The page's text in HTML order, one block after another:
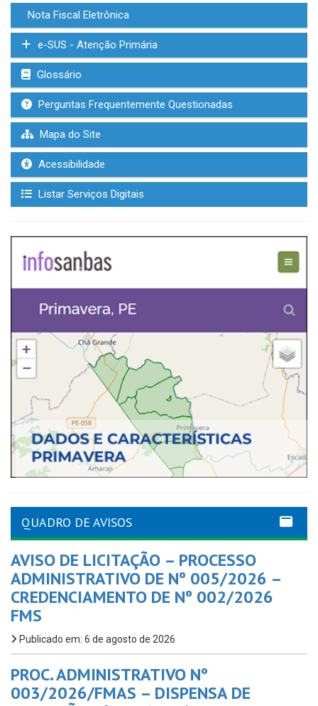
Nota Fiscal Eletrônica
e-SUS - Atenção Primária
Glossário
Perguntas Frequentemente Questionadas
Mapa do Site
Acessibilidade
Listar Serviços Digitais
QUADRO DE AVISOS
AVISO DE LICITAÇÃO – PROCESSO
ADMINISTRATIVO DE Nº 005/2026 –
CREDENCIAMENTO DE Nº 002/2026
FMS
Publicado em: 6 de agosto de 2026
PROC. ADMINISTRATIVO Nº
003/2026/FMAS – DISPENSA DE